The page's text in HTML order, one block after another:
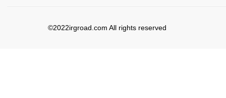
©2022irgroad.com All rights reserved